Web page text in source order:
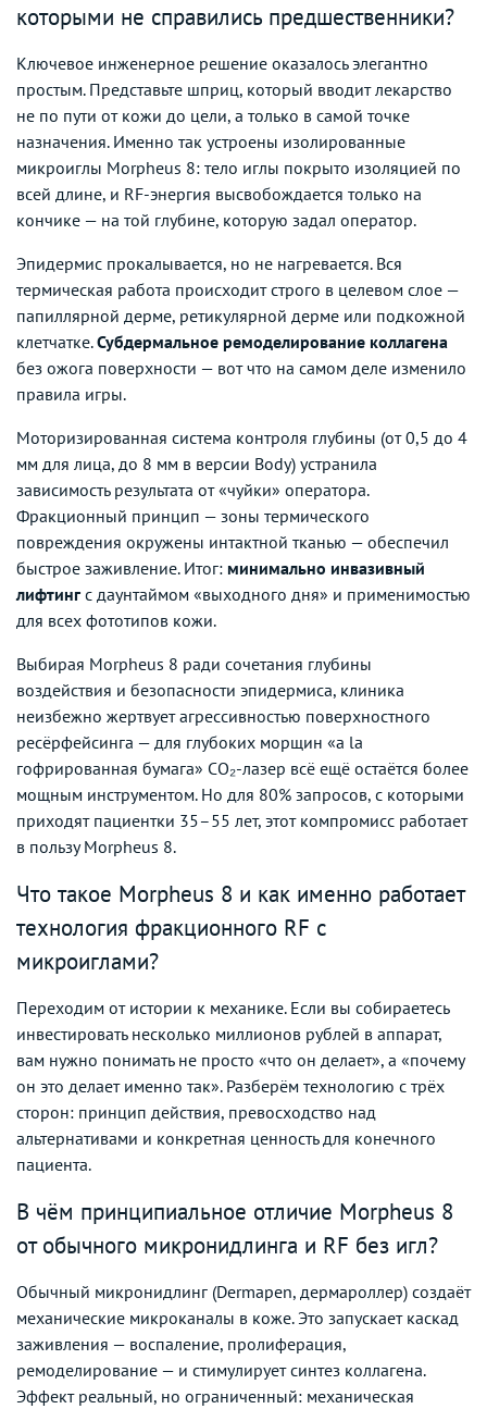
которыми не справились предшественники?
Ключевое инженерное решение оказалось элегантно
простым. Представьте шприц, который вводит лекарство
не по пути от кожи до цели, а только в самой точке
назначения. Именно так устроены изолированные
микроиглы Morpheus 8: тело иглы покрыто изоляцией по
всей длине, и RF-энергия высвобождается только на
кончике — на той глубине, которую задал оператор.
Эпидермис прокалывается, но не нагревается. Вся
термическая работа происходит строго в целевом слое —
папиллярной дерме, ретикулярной дерме или подкожной
клетчатке.Субдермальное ремоделирование коллагена
без ожога поверхности — вот что на самом деле изменило
правила игры.
Моторизированная система контроля глубины (от 0,5 до 4
мм для лица, до 8 мм в версии Body) устранила
зависимость результата от «чуйки» оператора.
Фракционный принцип — зоны термического
повреждения окружены интактной тканью — обеспечил
быстрое заживление. Итог: минимально инвазивный
лифтинг с даунтаймом «выходного дня» и применимостью
для всех фототипов кожи.
Выбирая Morpheus 8 ради сочетания глубины
воздействия и безопасности эпидермиса, клиника
неизбежно жертвует агрессивностью поверхностного
ресёрфейсинга — для глубоких морщин «a la
гофрированная бумага» CO₂-лазер всё ещё остаётся более
мощным инструментом. Но для 80% запросов, с которыми
приходят пациентки 35–55 лет, этот компромисс работает
в пользу Morpheus 8.
Что такое Morpheus 8 и как именно работает
технология фракционного RF с
микроиглами?
Переходим от истории к механике. Если вы собираетесь
инвестировать несколько миллионов рублей в аппарат,
вам нужно понимать не просто «что он делает», а «почему
он это делает именно так». Разберём технологию с трёх
сторон: принцип действия, превосходство над
альтернативами и конкретная ценность для конечного
пациента.
В чём принципиальное отличие Morpheus 8
от обычного микронидлинга и RF без игл?
Обычный микронидлинг (Dermapen, дермароллер) создаёт
механические микроканалы в коже. Это запускает каскад
заживления — воспаление, пролиферация,
ремоделирование — и стимулирует синтез коллагена.
Эффект реальный, но ограниченный: механическая